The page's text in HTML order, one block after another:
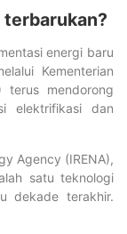
terbarukan?
energi baru
Kementerian
terus mendorong
elektrifikasi dan
Agency (IRENA),
satu teknologi
dekade terakhir.